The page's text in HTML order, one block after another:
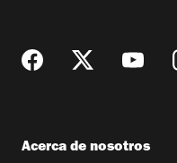
Acerca de nosotros